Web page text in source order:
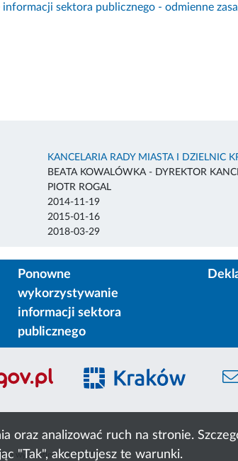
oraz analizować ruch na stronie.
"Tak", akceptujesz te warunki.
sektora publicznego - odmienne
KANCELARIA RADY MIASTA I DZIELNIC
BEATA KOWALÓWKA - DYREKTOR
PIOTR ROGAL
2014-11-19
2015-01-16
2018-03-29
Ponowne
wykorzystywanie
informacji sektora
publicznego
wyświetleń:4823525